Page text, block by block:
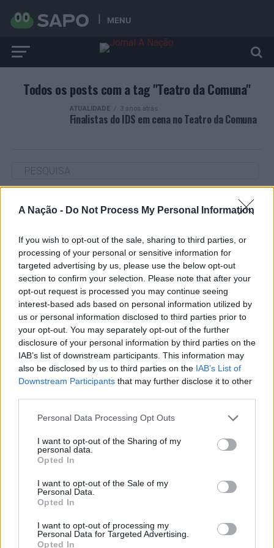
A Nação - Do Not Process My Personal Information
If you wish to opt-out of the sale, sharing to third parties, or
processing of your personal or sensitive information for
targeted advertising by us, please use the below opt-out
section to confirm your selection. Please note that after your
opt-out request is processed you may continue seeing
interest-based ads based on personal information utilized by
us or personal information disclosed to third parties prior to
your opt-out. You may separately opt-out of the further
disclosure of your personal information by third parties on the
IAB’s list of downstream participants. This information may
also be disclosed by us to third parties on the IAB’s List of
Downstream Participants that may further disclose it to other
Personal Data Processing Opt Outs
I want to opt-out of the Sharing of my
personal data.
Opted In
I want to opt-out of the Sale of my
Personal Data.
Opted In
I want to opt-out of processing my
Personal Data for Targeted Advertising.
Opted In
MENU
Todos os posts com a tag "Teatro da Comuna"
ATUALIDADE 3 anos atrás
Finalistas do IDS em cena no Teatro da Comuna
ARTIGOS RECENTES
com vitória do francês Luca Van Assche
Castelo Branco: “Bienal Internacional de Artes e Ofícios”
promete afirmar artesanato, património e inovação como
“motores de desenvolvimento económico e cultural” do
município português
Covilhã: Especialista aponta investimento estrangeiro e
valorização imobiliária como motores do crescimento da
Beira Interior
exterior”
Esposende acolhe festival de kitesurf
COMENTÁRIOS RECENTES
ÚLTIMAS DESTAQUE VIDEOS